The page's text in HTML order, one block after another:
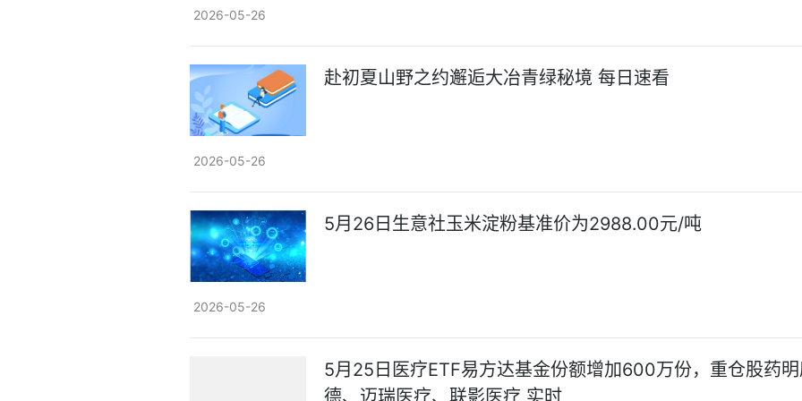
2026-05-26
赴初夏山野之约邂逅大冶青绿秘境 每日速看
2026-05-26
5月26日生意社玉米淀粉基准价为2988.00元/吨
2026-05-26
5月25日医疗ETF易方达基金份额增加600万份，重仓股药
德、迈瑞医疗、联影医疗 实时